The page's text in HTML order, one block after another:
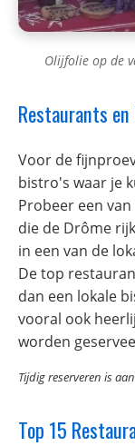
Olijfolie op de
Restaurants
Voor de
bistro's waar je
Probeer een
die de Drôme
in een van de
De top
dan een lokale
vooral ook
worden
Tijdig reserveren is
Top 15